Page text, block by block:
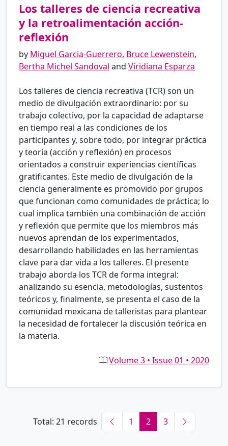
Los talleres de ciencia recreativa
y la retroalimentación acción-
reflexión
by Miguel Garcia-Guerrero, Bruce Lewenstein,
Bertha Michel Sandoval and Viridiana Esparza
Los talleres de ciencia recreativa (TCR) son un
medio de divulgación extraordinario: por su
trabajo colectivo, por la capacidad de adaptarse
en tiempo real a las condiciones de los
participantes y, sobre todo, por integrar práctica
y teoría (acción y reflexión) en procesos
orientados a construir experiencias científicas
gratificantes. Este medio de divulgación de la
ciencia generalmente es promovido por grupos
que funcionan como comunidades de práctica; lo
cual implica también una combinación de acción
y reflexión que permite que los miembros más
nuevos aprendan de los experimentados,
desarrollando habilidades en las herramientas
clave para dar vida a los talleres. El presente
trabajo aborda los TCR de forma integral:
analizando su esencia, metodologías, sustentos
teóricos y, finalmente, se presenta el caso de la
comunidad mexicana de talleristas para plantear
la necesidad de fortalecer la discusión teórica en
la materia.
Volume 3 • Issue 01 • 2020
Total: 21 records 1 2 3